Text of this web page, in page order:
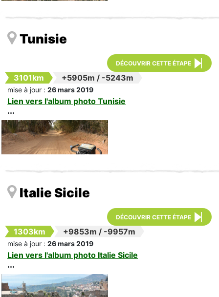
Tunisie
DÉCOUVRIR CETTE ÉTAPE
3101km +5905m / -5243m
mise à jour : 26 mars 2019
Lien vers l'album photo Tunisie
Italie Sicile
DÉCOUVRIR CETTE ÉTAPE
1303km +9853m / -9957m
mise à jour : 26 mars 2019
Lien vers l'album photo Italie Sicile